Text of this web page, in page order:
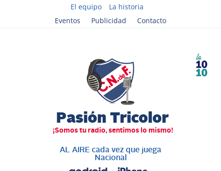
El equipo
La historia
Eventos
Publicidad Contacto
AL AIRE cada vez que juega
Nacional